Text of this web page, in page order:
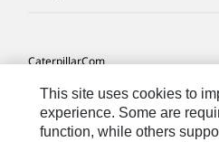
Caterpillar.com
Caterpillar Müşteri Hizmetleri Ve
Site Haritası
This site uses cookies to
experience. Some are
function, while others